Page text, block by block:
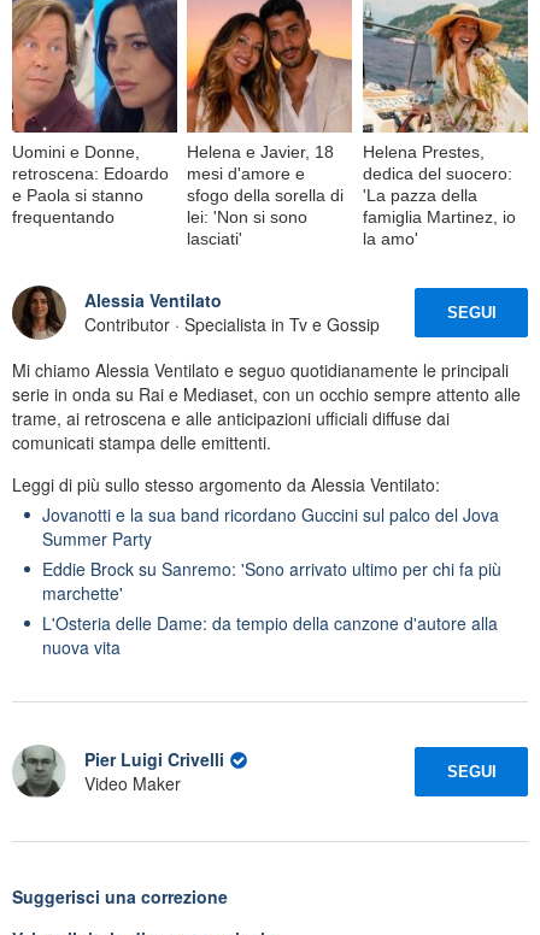
Uomini e Donne,
retroscena: Edoardo
e Paola si stanno
frequentando
Helena e Javier, 18
mesi d'amore e
sfogo della sorella di
lei: 'Non si sono
lasciati'
Helena Prestes,
dedica del suocero:
'La pazza della
famiglia Martinez, io
la amo'
Alessia Ventilato
Contributor · Specialista in Tv e Gossip
SEGUI
Mi chiamo Alessia Ventilato e seguo quotidianamente le principali
serie in onda su Rai e Mediaset, con un occhio sempre attento alle
trame, ai retroscena e alle anticipazioni ufficiali diffuse dai
comunicati stampa delle emittenti.
Leggi di più sullo stesso argomento da Alessia Ventilato:
Jovanotti e la sua band ricordano Guccini sul palco del Jova
Summer Party
Eddie Brock su Sanremo: 'Sono arrivato ultimo per chi fa più
marchette'
L'Osteria delle Dame: da tempio della canzone d'autore alla
nuova vita
Pier Luigi Crivelli
Video Maker
SEGUI
Suggerisci una correzione